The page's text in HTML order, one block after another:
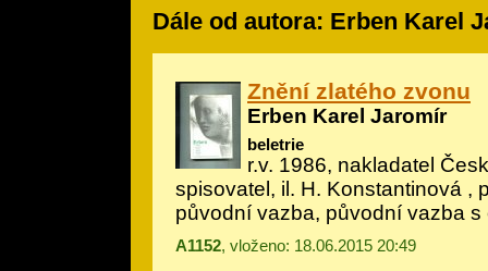
Dále od autora: Erben Karel
Znění zlatého zvonu
Erben Karel Jaromír
beletrie
r.v. 1986, nakladatel
spisovatel, il. H. Konstantinová ,
původní vazba, původní vazba s
A1152, vloženo: 18.06.2015 20:49